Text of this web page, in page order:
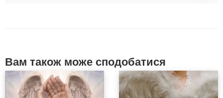
Вам також може сподобатися